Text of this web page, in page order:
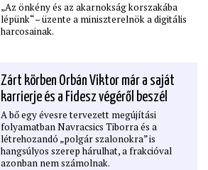
„Az önkény és az akarnokság korszakába
lépünk“ – üzente a miniszterelnök a digitális
harcosainak.
Zárt körben Orbán Viktor már a saját
karrierje és a Fidesz végéről beszél
A bő egy évesre tervezett megújítási
folyamatban Navracsics Tiborra és a
létrehozandó „polgár szalonokra” is
hangsúlyos szerep hárulhat, a frakcióval
azonban nem számolnak.